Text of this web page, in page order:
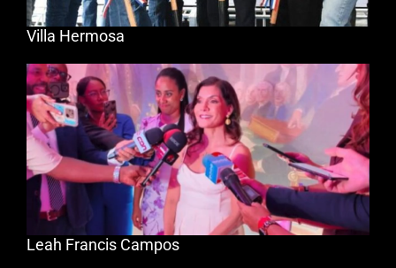
Villa Hermosa
Leah Francis Campos